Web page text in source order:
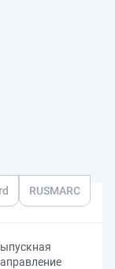
RUSMARC